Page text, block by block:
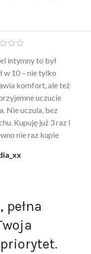
intymny to był
w 10 – nie tylko
komfort, ale też
uczucie
Nie uczula, bez
Kupuję już 3 raz i
nie raz kupie
pełna